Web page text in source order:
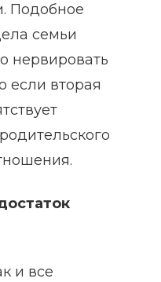
Подобное
семьи
нервировать
если вторая
и все